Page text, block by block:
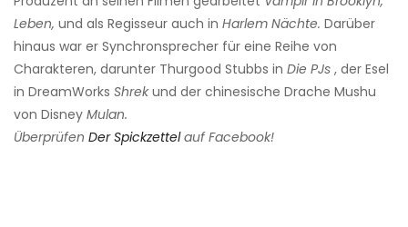
Leben, und als Regisseur auch in Harlem Nächte. Darüber
hinaus war er Synchronsprecher für eine Reihe von
Charakteren, darunter Thurgood Stubbs in Die PJs , der Esel
in DreamWorks Shrekund der chinesische Drache Mushu
von Disney Mulan.
Überprüfen Der Spickzettelauf Facebook!